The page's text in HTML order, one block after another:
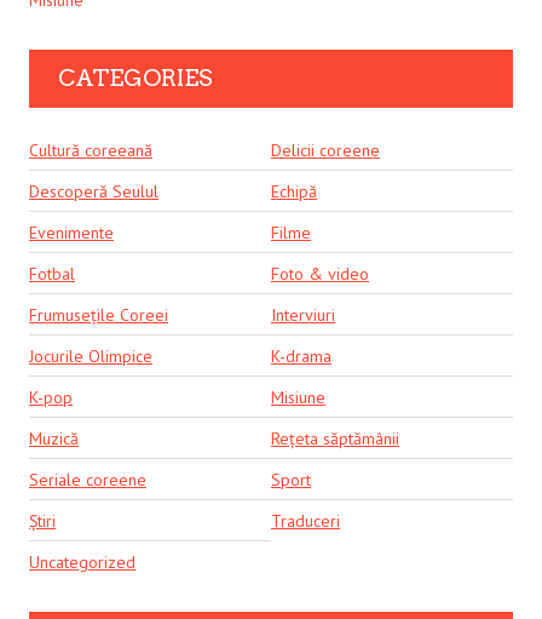
CATEGORIES
Cultură coreeană
Delicii coreene
Descoperă Seulul
Echipă
Evenimente
Filme
Fotbal
Foto & video
Frumusețile Coreei
Interviuri
Jocurile Olimpice
K-drama
K-pop
Misiune
Muzică
Rețeta săptămânii
Seriale coreene
Sport
Știri
Traduceri
Uncategorized